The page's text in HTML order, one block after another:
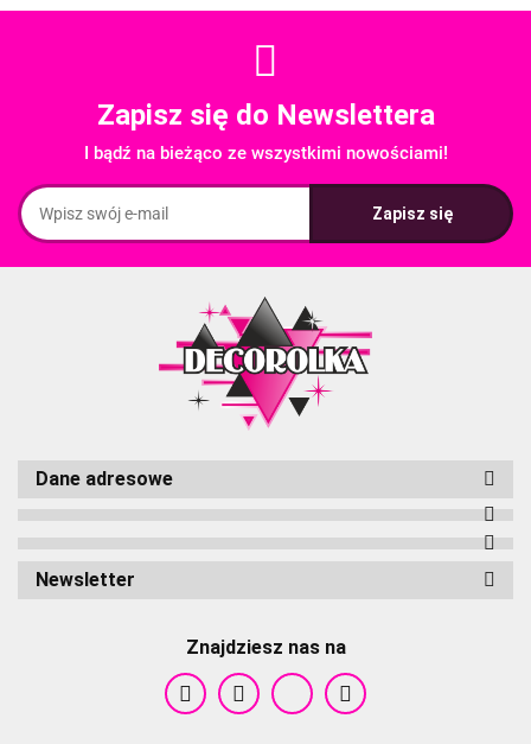
Zapisz się do Newslettera
I bądź na bieżąco ze wszystkimi nowościami!
Dane adresowe
Newsletter
Znajdziesz nas na